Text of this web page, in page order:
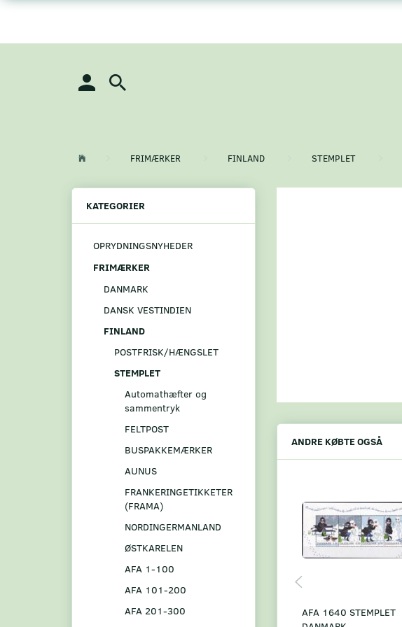
FRIMÆRKER FINLAND STEMPLET
KATEGORIER
OPRYDNINGSNYHEDER
FRIMÆRKER
DANMARK
DANSK VESTINDIEN
FINLAND
POSTFRISK/HÆNGSLET
STEMPLET
Automathæfter og
sammentryk
FELTPOST
BUSPAKKEMÆRKER
AUNUS
FRANKERINGETIKKETER
(FRAMA)
NORDINGERMANLAND
ØSTKARELEN
AFA 1-100
AFA 101-200
AFA 201-300
ANDRE KØBTE OGSÅ
AFA 1640 STEMPLET